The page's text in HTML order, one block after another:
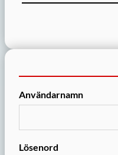
Användarnamn
Lösenord